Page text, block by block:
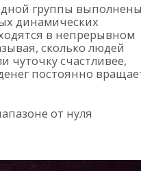
группы
динамических
в непрерывном
сколько людей
чуточку счастливее,
постоянно
от нуля